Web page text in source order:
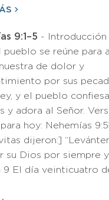
9:1–5 - Introducción
pueblo se reúne para
de dolor y
por sus
y el pueblo
y adora al Señor.
hoy: Nehemías
dijeron:]
su Dios por siempre y
9 El día veinticuatro